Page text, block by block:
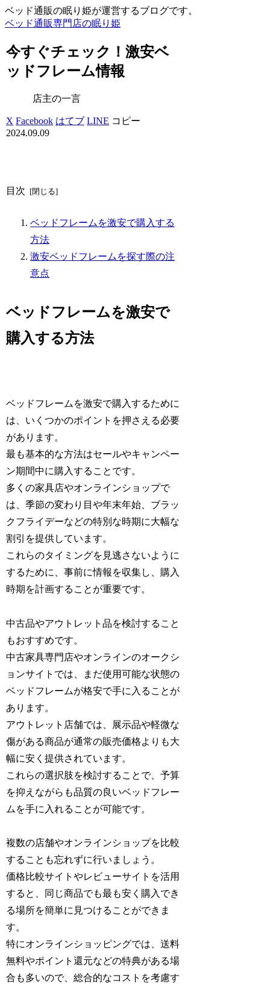
ベッド通販の眠り姫が運営するブログです。
ベッド通販専門店の眠り姫
今すぐチェック！激安ベ
ッドフレーム情報
店主の一言
X Facebook はてブ LINE コピー
2024.09.09
目次
ベッドフレームを激安で購入する
方法
激安ベッドフレームを探す際の注
意点
ベッドフレームを激安で
購入する方法
ベッドフレームを激安で購入するために
は、いくつかのポイントを押さえる必要
があります。
最も基本的な方法はセールやキャンペー
ン期間中に購入することです。
多くの家具店やオンラインショップで
は、季節の変わり目や年末年始、ブラッ
クフライデーなどの特別な時期に大幅な
割引を提供しています。
これらのタイミングを見逃さないように
するために、事前に情報を収集し、購入
時期を計画することが重要です。
中古品やアウトレット品を検討すること
もおすすめです。
中古家具専門店やオンラインのオークシ
ョンサイトでは、まだ使用可能な状態の
ベッドフレームが格安で手に入ることが
あります。
アウトレット店舗では、展示品や軽微な
傷がある商品が通常の販売価格よりも大
幅に安く提供されています。
これらの選択肢を検討することで、予算
を抑えながらも品質の良いベッドフレー
ムを手に入れることが可能です。
複数の店舗やオンラインショップを比較
することも忘れずに行いましょう。
価格比較サイトやレビューサイトを活用
すると、同じ商品でも最も安く購入でき
る場所を簡単に見つけることができま
す。
特にオンラインショッピングでは、送料
無料やポイント還元などの特典がある場
合も多いので、総合的なコストを考慮す